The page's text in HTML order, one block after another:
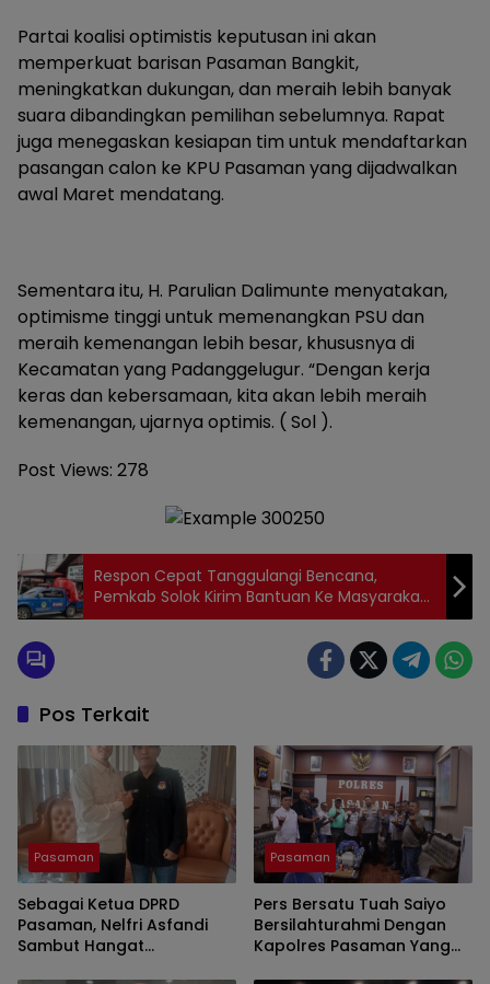
Partai koalisi optimistis keputusan ini akan
memperkuat barisan Pasaman Bangkit,
meningkatkan dukungan, dan meraih lebih banyak
suara dibandingkan pemilihan sebelumnya. Rapat
juga menegaskan kesiapan tim untuk mendaftarkan
pasangan calon ke KPU Pasaman yang dijadwalkan
awal Maret mendatang.
Sementara itu, H. Parulian Dalimunte menyatakan,
optimisme tinggi untuk memenangkan PSU dan
meraih kemenangan lebih besar, khususnya di
Kecamatan yang Padanggelugur. “Dengan kerja
keras dan kebersamaan, kita akan lebih meraih
kemenangan, ujarnya optimis. ( Sol ).
Post Views: 278
Respon Cepat Tanggulangi Bencana,
Pemkab Solok Kirim Bantuan Ke Masyarakat
Terdampak Banjir
Pos Terkait
Pasaman
Sebagai Ketua DPRD
Pasaman, Nelfri Asfandi
Sambut Hangat
Pasaman
Pers Bersatu Tuah Saiyo
Bersilahturahmi Dengan
Kapolres Pasaman Yang